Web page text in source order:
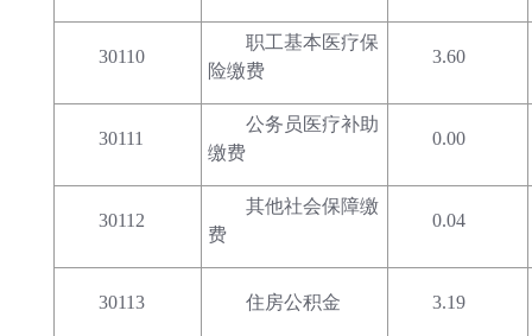
30110
职工基本医疗保
险缴费
3.60
30111
公务员医疗补助
缴费
0.00
30112
其他社会保障缴
费
0.04
30113 住房公积金 3.19